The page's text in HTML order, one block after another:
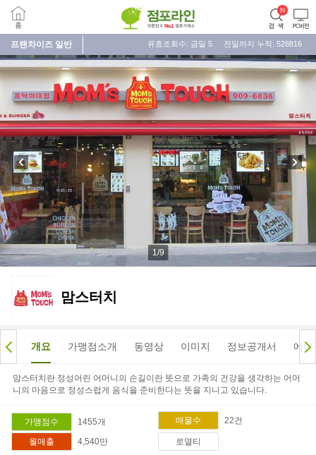
프랜차이즈 일반 유효조회수: 금일 5 전일까지 누적: 528816
1/9
맘스터치
개요 가맹점소개 동영상 이미지 정보공개서 에이
맘스터치란 정성어린 어머니의 손길이란 뜻으로 가족의 건강을 생각하는 어머
니의 마음으로 정성스럽게 음식을 준비한다는 뜻을 지니고 있습니다.
가맹점수 1455개 매물수 22건
월매출 4,540만 로열티